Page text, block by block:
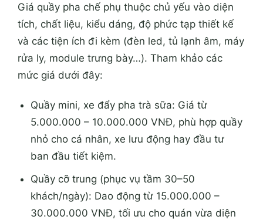
Giá quầy pha chế phụ thuộc chủ yếu vào diện
tích, chất liệu, kiểu dáng, độ phức tạp thiết kế
và các tiện ích đi kèm (đèn led, tủ lạnh âm, máy
rửa ly, module trưng bày…). Tham khảo các
mức giá dưới đây:
Quầy mini, xe đẩy pha trà sữa: Giá từ
5.000.000 – 10.000.000 VNĐ, phù hợp quầy
nhỏ cho cá nhân, xe lưu động hay đầu tư
ban đầu tiết kiệm.
Quầy cỡ trung (phục vụ tầm 30–50
khách/ngày): Dao động từ 15.000.000 –
30.000.000 VNĐ, tối ưu cho quán vừa diện